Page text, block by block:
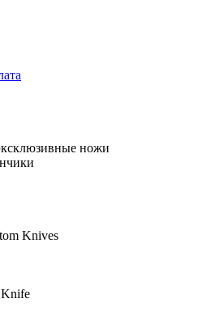
ножи
Knives